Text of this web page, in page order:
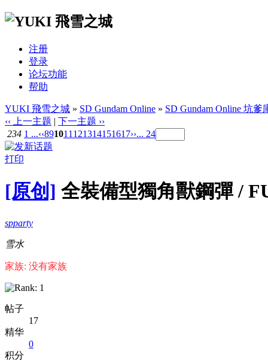
注册
登录
论坛功能
帮助
YUKI 飛雪之城 » SD Gundam Online » SD Gundam Online 坑爹
‹‹ 上一主题 | 下一主题 ››
234 1 ...‹‹891011 121314151617››... 24
打印
[原创] 全裝備型獨角獸鋼彈 /
spparty
雪水
家族: 没有家族
帖子
17
精华
0
积分